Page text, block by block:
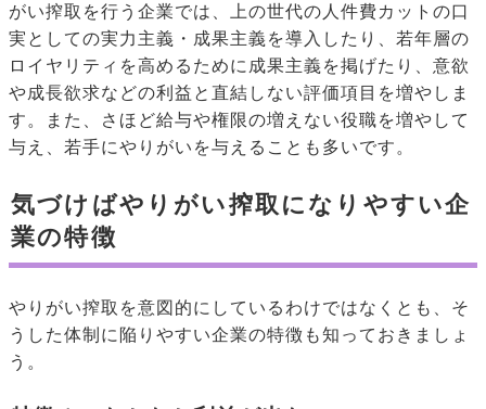
がい搾取を行う企業では、上の世代の人件費カットの口
実としての実力主義・成果主義を導入したり、若年層の
ロイヤリティを高めるために成果主義を掲げたり、意欲
や成長欲求などの利益と直結しない評価項目を増やしま
す。また、さほど給与や権限の増えない役職を増やして
与え、若手にやりがいを与えることも多いです。
気づけばやりがい搾取になりやすい企
業の特徴
やりがい搾取を意図的にしているわけではなくとも、そ
うした体制に陥りやすい企業の特徴も知っておきましょ
う。